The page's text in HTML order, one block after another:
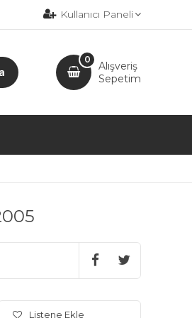
Kullanıcı Paneli
Alışveriş
Sepetim
0
Listene Ekle